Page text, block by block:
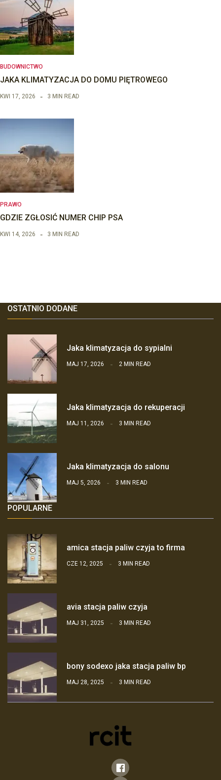
BUDOWNICTWO
JAKA KLIMATYZACJA DO DOMU PIĘTROWEGO
KWI 17, 2026 3 MIN READ
PRAWO
GDZIE ZGŁOSIĆ NUMER CHIP PSA
KWI 14, 2026 3 MIN READ
OSTATNIO DODANE
Jaka klimatyzacja do sypialni
MAJ 17, 2026 2 MIN READ
Jaka klimatyzacja do rekuperacji
MAJ 11, 2026 3 MIN READ
Jaka klimatyzacja do salonu
MAJ 5, 2026 3 MIN READ
POPULARNE
amica stacja paliw czyja to firma
CZE 12, 2025 3 MIN READ
avia stacja paliw czyja
MAJ 31, 2025 3 MIN READ
bony sodexo jaka stacja paliw bp
MAJ 28, 2025 3 MIN READ